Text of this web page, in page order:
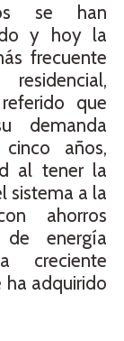
se han
y hoy la
frecuente
que
demanda
años,
al tener la
sistema a la
ahorros
energía
creciente
ha adquirido